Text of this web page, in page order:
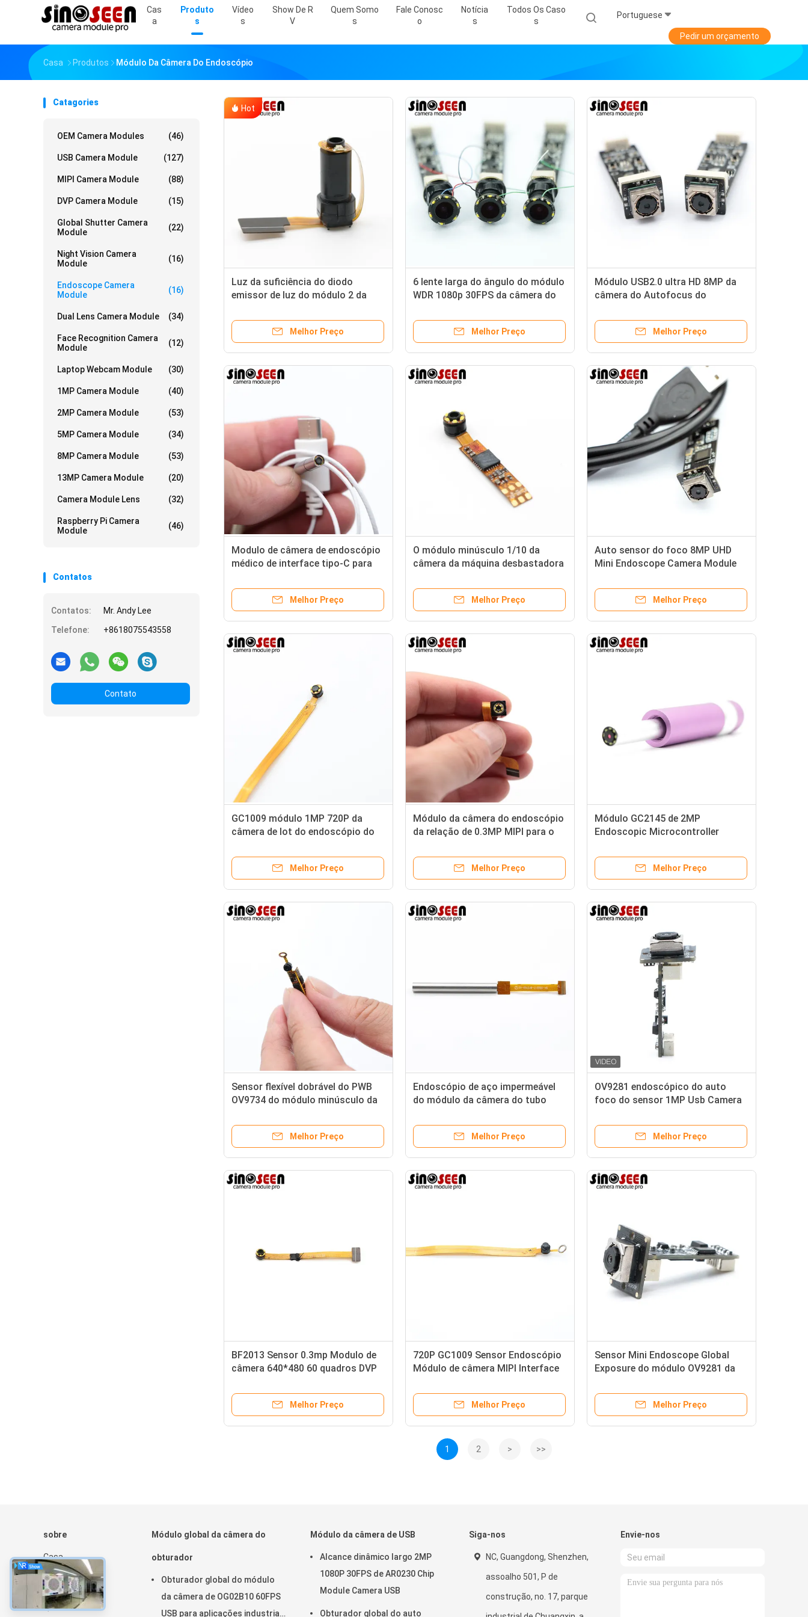
Cas
A
Produto
S
Vídeo
S
Show De R
V
Quem Somo
S
Fale Conosc
O
Notícia
S
Todos Os Caso
S
Portuguese
Pedir um orçamento
Casa Produtos Módulo Da Câmera Do Endoscópio
Catagories
OEM Camera Modules (46)
USB Camera Module (127)
MIPI Camera Module (88)
DVP Camera Module (15)
Global Shutter Camera
Module
(22)
Night Vision Camera
Module
(16)
Endoscope Camera
Module
(16)
Dual Lens Camera Module (34)
Face Recognition Camera
Module
(12)
Laptop Webcam Module (30)
1MP Camera Module (40)
2MP Camera Module (53)
5MP Camera Module (34)
8MP Camera Module (53)
13MP Camera Module (20)
Camera Module Lens (32)
Raspberry Pi Camera
Module
(46)
Contatos
Contatos:
Mr. Andy Lee
Telefone:
+8618075543558
Contato
Hot
Luz da suficiência do diodo
emissor de luz do módulo 2 da
MIPI micro para o instrumento de
Melhor Preço
6 lente larga do ângulo do módulo
WDR 1080p 30FPS da câmera do
emissor de luz
Melhor Preço
Módulo USB2.0 ultra HD 8MP da
câmera do Autofocus do
Melhor Preço
Modulo de câmera de endoscópio
médico de interface tipo-C para
Melhor Preço
O módulo minúsculo 1/10 da
câmera da máquina desbastadora
flexível com 6 diodos emissores
Melhor Preço
Auto sensor do foco 8MP UHD
Mini Endoscope Camera Module
Melhor Preço
GC1009 módulo 1MP 720P da
câmera de Iot do endoscópio do
Melhor Preço
Módulo da câmera do endoscópio
da relação de 0.3MP MIPI para o
Melhor Preço
Módulo GC2145 de 2MP
Endoscopic Microcontroller
Melhor Preço
Sensor flexível dobrável do PWB
OV9734 do módulo minúsculo da
tamanho
Melhor Preço
Endoscópio de aço impermeável
do módulo da câmera do tubo
emissores de luz
Melhor Preço
OV9281 endoscópico do auto
foco do sensor 1MP Usb Camera
global
Melhor Preço
BF2013 Sensor 0.3mp Modulo de
câmera 640*480 60 quadros DVP
pele
Melhor Preço
720P GC1009 Sensor Endoscópio
Módulo de câmera MIPI Interface
Melhor Preço
Sensor Mini Endoscope Global
Exposure do módulo OV9281 da
Melhor Preço
1 2 > >>
sobre
Casa
Produtos
Show de RV
Quem Somos
Módulo global da câmera do
obturador
Obturador global do módulo
da câmera de OG02B10 60FPS
USB para aplicações industriais
Módulo da câmera de USB
Alcance dinâmico largo 2MP
1080P 30FPS de AR0230 Chip
Module Camera USB
Obturador global do auto
Siga-nos
NC, Guangdong, Shenzhen,
assoalho 501, P de
construção, no. 17, parque
Envie-nos